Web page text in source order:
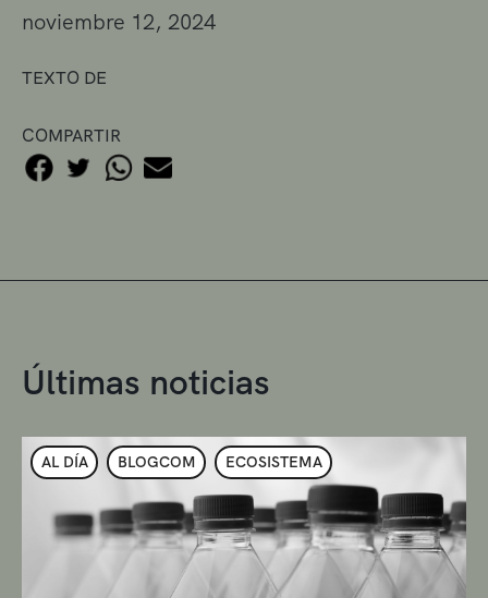
noviembre 12, 2024
TEXTO DE
COMPARTIR
Últimas noticias
AL DÍA BLOGCOM ECOSISTEMA